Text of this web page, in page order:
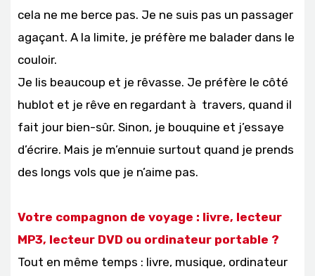
cela ne me berce pas. Je ne suis pas un passager
agaçant. A la limite, je préfère me balader dans le
couloir.
Je lis beaucoup et je rêvasse. Je préfère le côté
hublot et je rêve en regardant à travers, quand il
fait jour bien-sûr. Sinon, je bouquine et j’essaye
d’écrire. Mais je m’ennuie surtout quand je prends
des longs vols que je n’aime pas.
Votre compagnon de voyage : livre, lecteur
MP3, lecteur DVD ou ordinateur portable ?
Tout en même temps : livre, musique, ordinateur